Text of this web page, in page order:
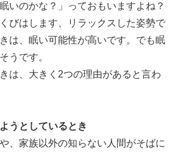
いのかな？」っておもいますよね？
びはします、リラックスした姿勢で
は、眠い可能性が高いです。でも眠
うです。
は、大きく2つの理由があると言わ
うとしているとき
、家族以外の知らない人間がそばに